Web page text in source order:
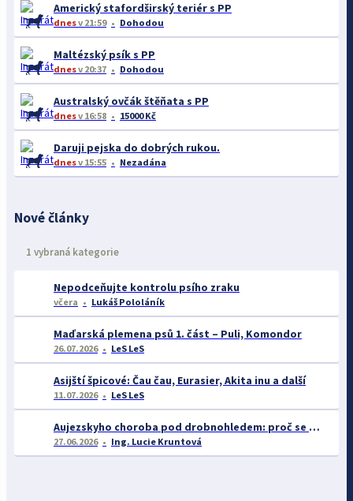
Americký stafordširský teriér s PP
dnesv 21:59 Dohodou
Maltézský psík s PP
dnesv 20:37 Dohodou
Australský ovčák štěňata s PP
dnesv 16:58 15000 Kč
Daruji pejska do dobrých rukou.
dnesv 15:55 Nezadána
Nové články
1 vybraná kategorie
Nepodceňujte kontrolu psího zraku
včera Lukáš Pololáník
Maďarská plemena psů 1. část – Puli, Komondor
26.07.2026 LeS LeS
Asijští špicové: Čau čau, Eurasier, Akita inu a další
11.07.2026 LeS LeS
Aujezskyho choroba pod drobnohledem: proč se o ní nyní mluví více než dříve
27.06.2026 Ing. Lucie Kruntová